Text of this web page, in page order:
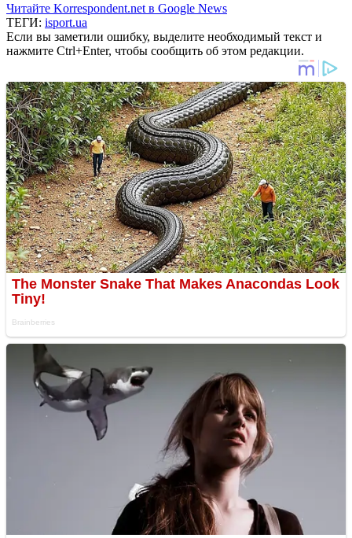
Читайте Korrespondent.net в Google News
ТЕГИ: isport.ua
Если вы заметили ошибку, выделите необходимый текст и
нажмите Ctrl+Enter, чтобы сообщить об этом редакции.